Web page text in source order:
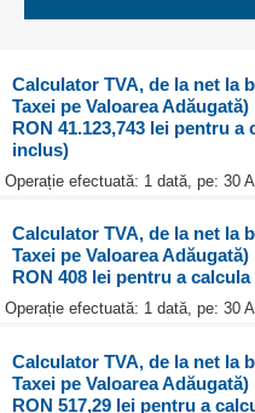
Calculator TVA, de la net la
Taxei pe Valoarea
RON 41.123,743 lei pentru
inclus)
Operație efectuată: 1 dată, pe: 30
Calculator TVA, de la net la
Taxei pe Valoarea
RON 408 lei pentru a
Operație efectuată: 1 dată, pe: 30
Calculator TVA, de la net la
Taxei pe Valoarea
RON 517,29 lei pentru a